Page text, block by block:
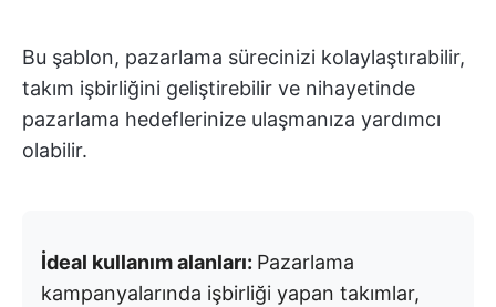
Bu şablon, pazarlama sürecinizi kolaylaştırabilir,
takım işbirliğini geliştirebilir ve nihayetinde
pazarlama hedeflerinize ulaşmanıza yardımcı
olabilir.
İdeal kullanım alanları: Pazarlama
kampanyalarında işbirliği yapan takımlar,